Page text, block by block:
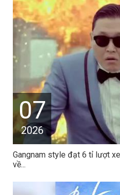
07
2026
Gangnam style đạt 6 tỉ lượt
về...